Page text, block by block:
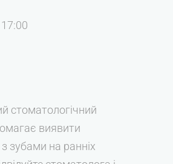
стоматологічний
виявити
зубами на ранніх